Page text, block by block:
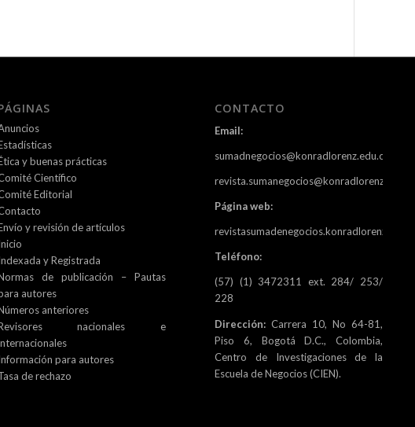
y buenas prácticas
Científico
Editorial
y revisión de artículos
y Registrada
de publicación – Pautas
autores
anteriores
nacionales e
para autores
de rechazo
CONTACTO
Email:
sumadnegocios@konradlorenz.edu.co
revista.sumanegocios@konradlorenz.edu.co
Página web:
revistasumadenegocios.konradlorenz.edu.co
Teléfono:
(57) (1) 3472311 ext. 284/ 253/
228
Dirección: Carrera 10, No 64-81,
Piso 6, Bogotá D.C., Colombia,
Centro de Investigaciones de la
Escuela de Negocios (CIEN).